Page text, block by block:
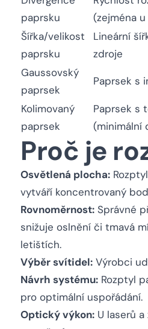
paprsku
(zejména
Šířka/velikost
paprsku
Lineární
zdroje
Gaussovský
paprsek
Paprsek s
Kolimovaný
paprsek
Paprsek s
(minimální
Proč je
Osvětlená plocha:
vytváří koncentrovaný
Rovnoměrnost: Správné
snižuje oslnění či tmavá
letištích.
Výběr svítidel: Výrobci
Návrh systému: Rozptyl
pro optimální uspořádání.
Optický výkon: U laserů